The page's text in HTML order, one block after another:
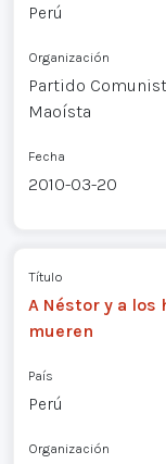
Perú
Organización
Partido
Maoísta
Fecha
2010-03-20
Título
A Néstor y a los
mueren
País
Perú
Organización